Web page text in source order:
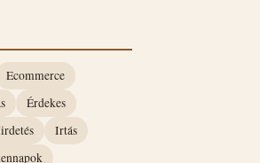
Ecommerce
Érdekes
Irtás